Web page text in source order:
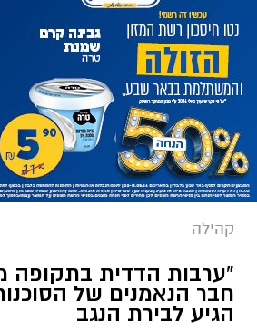
קהילה
"ערבות הדדית בתקופה
חבר הנאמנים של
הגיע לבירת הנגב